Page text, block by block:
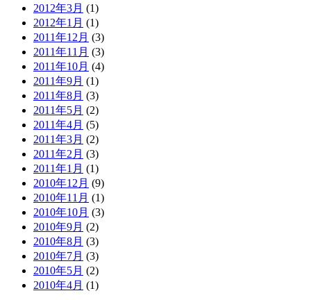
2012年3月 (1)
2012年1月 (1)
2011年12月 (3)
2011年11月 (3)
2011年10月 (4)
2011年9月 (1)
2011年8月 (3)
2011年5月 (2)
2011年4月 (5)
2011年3月 (2)
2011年2月 (3)
2011年1月 (1)
2010年12月 (9)
2010年11月 (1)
2010年10月 (3)
2010年9月 (2)
2010年8月 (3)
2010年7月 (3)
2010年5月 (2)
2010年4月 (1)